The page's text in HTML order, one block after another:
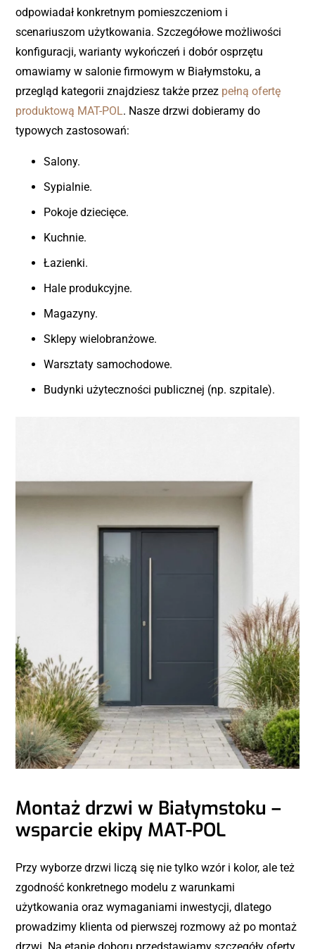
odpowiadał konkretnym pomieszczeniom i
scenariuszom użytkowania. Szczegółowe możliwości
konfiguracji, warianty wykończeń i dobór osprzętu
omawiamy w salonie firmowym w Białymstoku, a
przegląd kategorii znajdziesz także przez pełną ofertę
produktową MAT-POL. Nasze drzwi dobieramy do
typowych zastosowań:
Salony.
Sypialnie.
Pokoje dziecięce.
Kuchnie.
Łazienki.
Hale produkcyjne.
Magazyny.
Sklepy wielobranżowe.
Warsztaty samochodowe.
Budynki użyteczności publicznej (np. szpitale).
Montaż drzwi w Białymstoku –
wsparcie ekipy MAT-POL
Przy wyborze drzwi liczą się nie tylko wzór i kolor, ale też
zgodność konkretnego modelu z warunkami
użytkowania oraz wymaganiami inwestycji, dlatego
prowadzimy klienta od pierwszej rozmowy aż po montaż